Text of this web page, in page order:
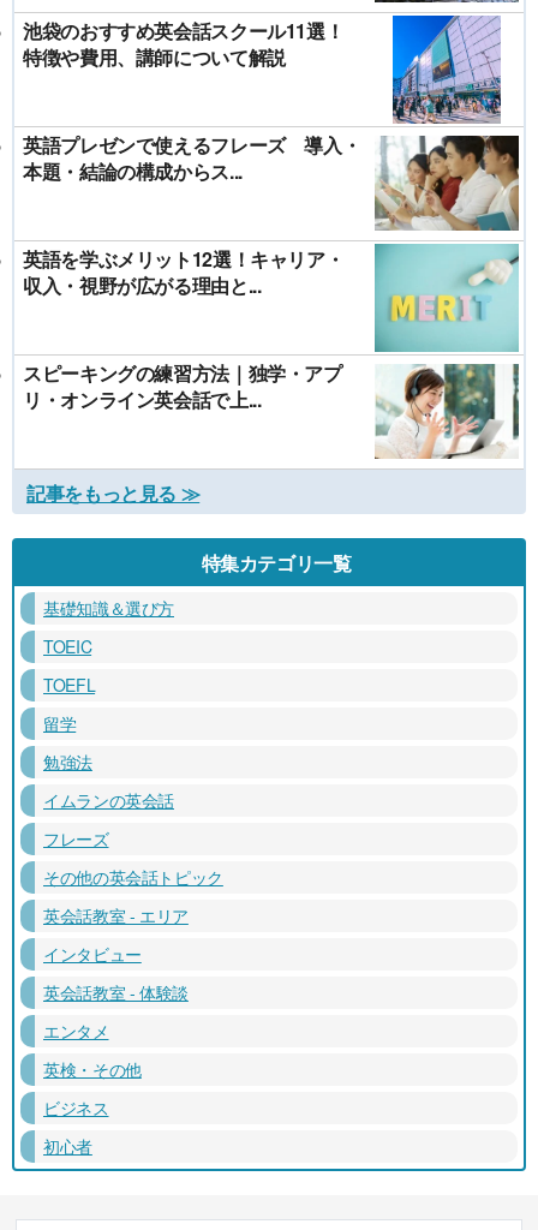
池袋のおすすめ英会話スクール11選！
特徴や費用、講師について解説
英語プレゼンで使えるフレーズ 導入・
本題・結論の構成からス...
英語を学ぶメリット12選！キャリア・
収入・視野が広がる理由と...
スピーキングの練習方法｜独学・アプ
リ・オンライン英会話で上...
記事をもっと見る ≫
特集カテゴリ一覧
基礎知識＆選び方
TOEIC
TOEFL
留学
勉強法
イムランの英会話
フレーズ
その他の英会話トピック
英会話教室 - エリア
インタビュー
英会話教室 - 体験談
エンタメ
英検・その他
ビジネス
初心者